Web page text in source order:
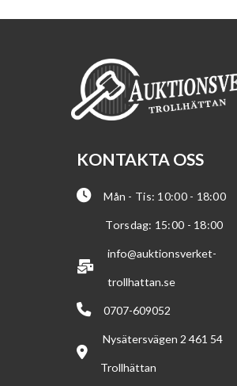
KONTAKTA OSS
Mån - Tis: 10:00 - 18:00
Torsdag: 15:00 - 18:00
info@auktionsverket-
trollhattan.se
0707-609052
Nysätersvägen 2 461 54
Trollhättan